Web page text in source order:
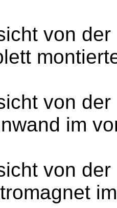
von
von
im
von